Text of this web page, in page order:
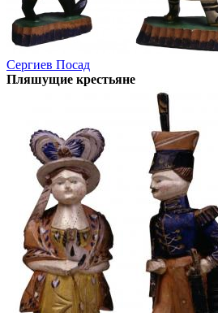
Сергиев Посад
Пляшущие крестьяне